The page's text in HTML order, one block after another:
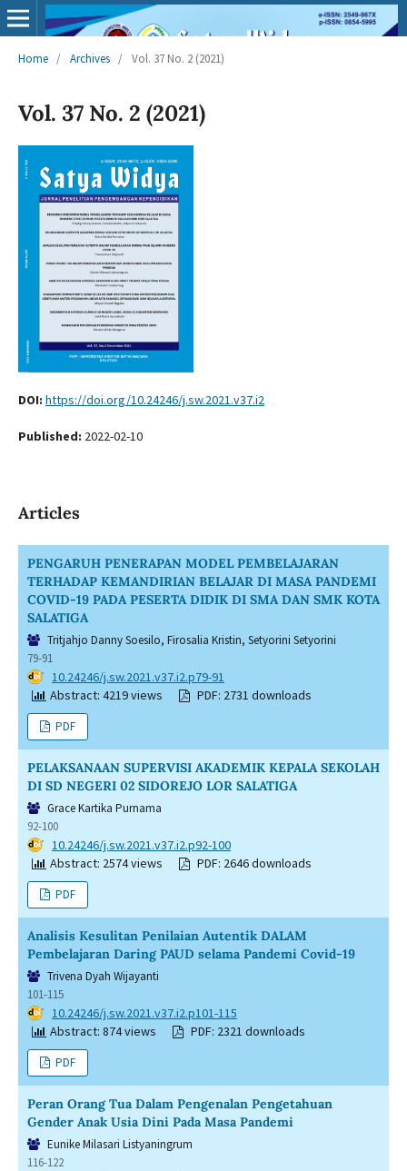
Home / Archives / Vol. 37 No. 2 (2021)
Vol. 37 No. 2 (2021)
DOI: https://doi.org/10.24246/j.sw.2021.v37.i2
Published: 2022-02-10
Articles
PENGARUH PENERAPAN MODEL PEMBELAJARAN
TERHADAP KEMANDIRIAN BELAJAR DI MASA PANDEMI
COVID-19 PADA PESERTA DIDIK DI SMA DAN SMK KOTA
SALATIGA
Tritjahjo Danny Soesilo, Firosalia Kristin, Setyorini Setyorini
79-91
DOI: 10.24246/j.sw.2021.v37.i2.p79-91
Abstract: 4219 views
PDF: 2731 downloads
PDF
PELAKSANAAN SUPERVISI AKADEMIK KEPALA SEKOLAH
DI SD NEGERI 02 SIDOREJO LOR SALATIGA
Grace Kartika Purnama
92-100
DOI: 10.24246/j.sw.2021.v37.i2.p92-100
Abstract: 2574 views
PDF: 2646 downloads
PDF
Analisis Kesulitan Penilaian Autentik DALAM
Pembelajaran Daring PAUD selama Pandemi Covid-19
Trivena Dyah Wijayanti
101-115
DOI: 10.24246/j.sw.2021.v37.i2.p101-115
Abstract: 874 views
PDF: 2321 downloads
PDF
Peran Orang Tua Dalam Pengenalan Pengetahuan
Gender Anak Usia Dini Pada Masa Pandemi
Eunike Milasari Listyaningrum
116-122